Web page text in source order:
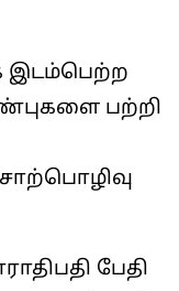
இடம்பெற்ற
பற்றி
பேதி